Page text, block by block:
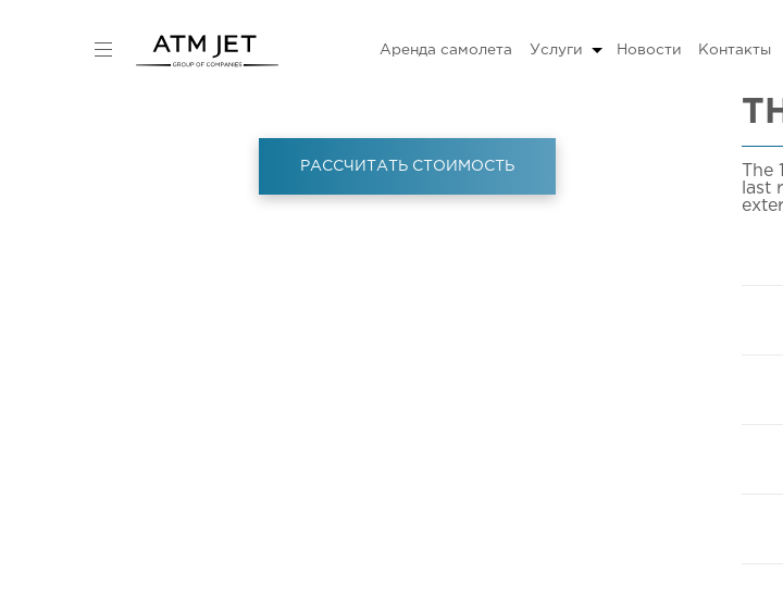
Аренда самолета Услуги Новости Контакты
РАССЧИТАТЬ СТОИМОСТЬ The
last